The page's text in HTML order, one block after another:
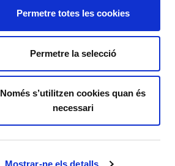
Mostrar-ne els detalls
Permetre totes les cookies
Permetre la selecció
Només s’utilitzen cookies quan és
necessari